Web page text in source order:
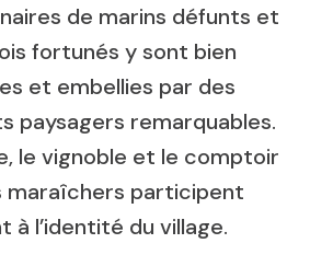
de marins défunts et
fortunés y sont bien
et embellies par des
paysagers remarquables.
le vignoble et le comptoir
maraîchers participent
à l’identité du village.